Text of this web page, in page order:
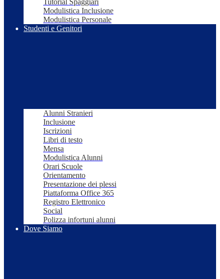
Tutorial Spaggiari
Modulistica Inclusione
Modulistica Personale
Studenti e Genitori
Alunni Stranieri
Inclusione
Iscrizioni
Libri di testo
Mensa
Modulistica Alunni
Orari Scuole
Orientamento
Presentazione dei plessi
Piattaforma Office 365
Registro Elettronico
Social
Polizza infortuni alunni
Dove Siamo